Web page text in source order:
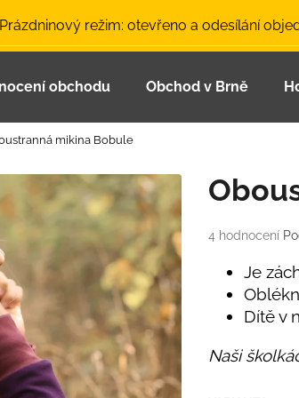
režim: otevřeno a odesílání
obchodu Obchod v Brně
mikina Bobule
Průměrné
produktu
hvězdiček.
4 hodnocení
Je
Dítě v
Naši
Co potřebujete najít?
Doporučujeme
ČEPICE UV 30 SVĚTLE MODRÁ